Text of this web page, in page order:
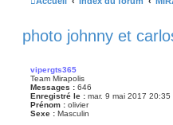
photo johnny et
vipergts365
Team Mirapolis
Messages : 646
Enregistré le : mar. 9 mai 2017 20:35
Prénom : olivier
Sexe : Masculin